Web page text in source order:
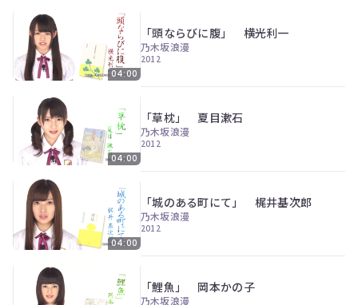
04:00
「頭ならびに腹」 横光利一
乃木坂浪漫
2012
04:00
「草枕」 夏目漱石
乃木坂浪漫
2012
04:00
「城のある町にて」 梶井基次郎
乃木坂浪漫
2012
「鯉魚」 岡本かの子
乃木坂浪漫